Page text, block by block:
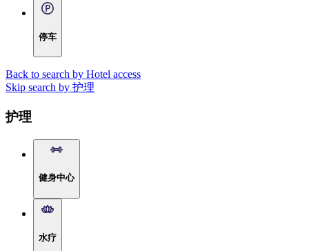
停车
Back to search by Hotel access
Skip search by 护理
护理
健身中心
水疗